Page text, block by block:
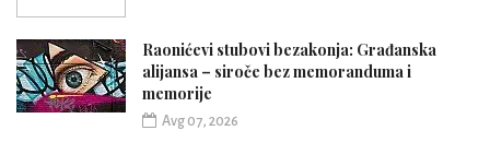
Raonićevi stubovi bezakonja: Građanska
alijansa – siroče bez memoranduma i
memorije
Avg 07, 2026